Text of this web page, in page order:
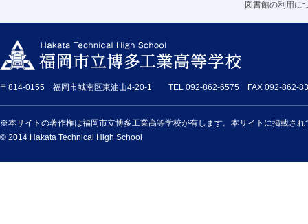
図書館の利用に
〒814-0155 福岡市城南区東油山4-20-1 TEL 092-862-6575 FAX 092-862-
※本サイトの著作権は福岡市立博多工業高等学校が有します。本サイトに掲載さ
© 2014 Hakata Technical High School